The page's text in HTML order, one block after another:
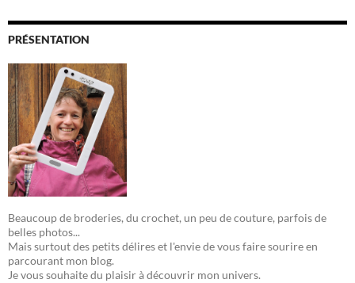
PRÉSENTATION
Beaucoup de broderies, du crochet, un peu de couture, parfois de
belles photos...
Mais surtout des petits délires et l'envie de vous faire sourire en
parcourant mon blog.
Je vous souhaite du plaisir à découvrir mon univers.